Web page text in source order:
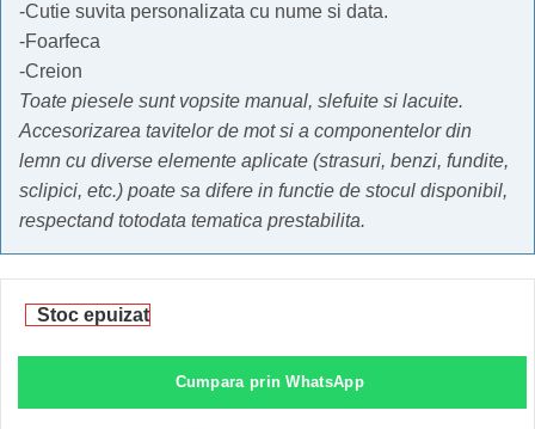
-Cutie suvita personalizata cu nume si data.
-Foarfeca
-Creion
Toate piesele sunt vopsite manual, slefuite si lacuite.
Accesorizarea tavitelor de mot si a componentelor din
lemn cu diverse elemente aplicate (strasuri, benzi, fundite,
sclipici, etc.) poate sa difere in functie de stocul disponibil,
respectand totodata tematica prestabilita.
Stoc epuizat
Cumpara prin WhatsApp